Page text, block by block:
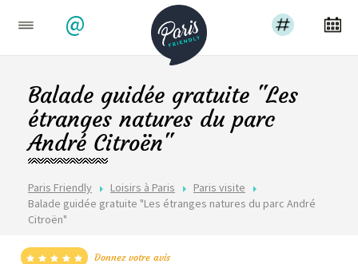
@
Paris Friendly Loisirs à Paris
Paris visite
Balade guidée gratuite "Les étranges natures du parc André
Citroën"
Balade guidée gratuite "Les
étranges natures du parc
André Citroën"
Donnez votre avis